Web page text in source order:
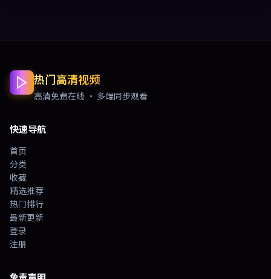
热门高清视频
高清免费在线 · 多端同步观看
快速导航
首页
分类
收藏
精选推荐
热门排行
最新更新
登录
注册